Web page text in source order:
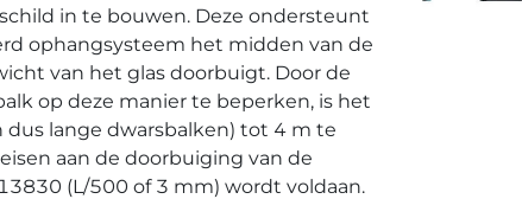
in te bouwen. Deze ondersteunt
ophangsysteem het midden van de
van het glas doorbuigt. Door de
op deze manier te beperken, is het
lange dwarsbalken) tot 4 m te
aan de doorbuiging van de
(L/500 of 3 mm) wordt voldaan.